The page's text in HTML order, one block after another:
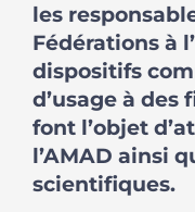
les
Fédérations à
dispositifs
d’usage à
font l’objet
l’AMAD ainsi
scientifiques.